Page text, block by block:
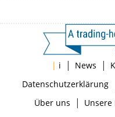
| i | News |
Datenschutzerklärung
Über uns | Unsere